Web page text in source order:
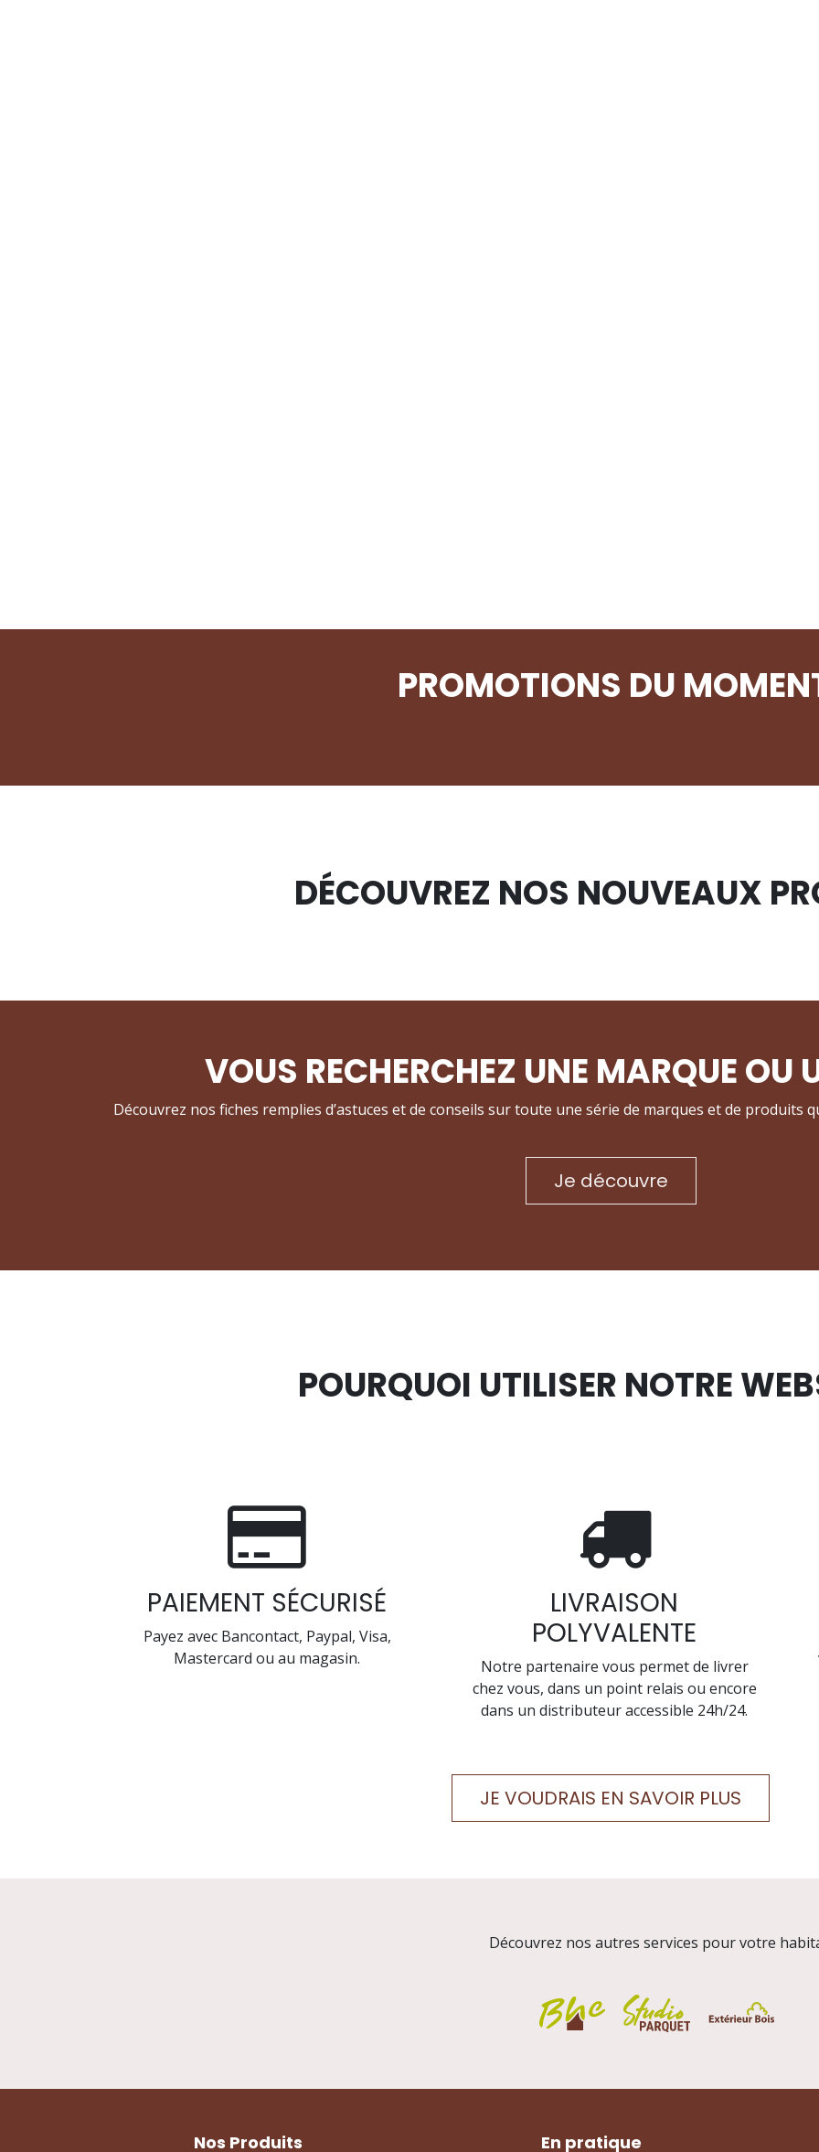
PROMOTIONS DU
DÉCOUVREZ NOS NOUVEAUX
VOUS RECHERCHEZ UNE MARQUE OU
Découvrez nos fiches remplies d’astuces et de conseils sur toute une série de marques et de produits
Je découvre
POURQUOI UTILISER NOTRE
PAIEMENT SÉCURISÉ
Payez avec Bancontact, Paypal, Visa,
Mastercard ou au magasin.
LIVRAISON
POLYVALENTE
Notre partenaire vous permet de livrer
chez vous, dans un point relais ou encore
dans un distributeur accessible 24h/24.
JE VOUDRAIS EN SAVOIR PLUS
Découvrez nos autres services pour votre
Nos Produits En pratique